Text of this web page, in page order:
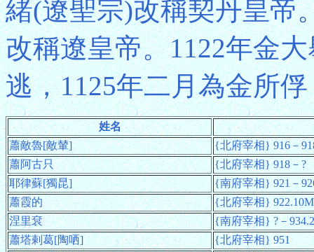
緒(遼聖宗)改稱契丹皇帝
改稱遼皇帝。1122年金
逃，1125年二月為金所
姓名
蕭敵魯[敵輦]
{北府宰相} 916－
蕭阿古只
{北府宰相} 918－?
耶律蘇[獨昆]
{南府宰相} 921－
蕭霞的
{北府宰相}
涅里袞
{南府宰相} ?－
蕭塔剌葛[陶哂]
{北府宰相} 951